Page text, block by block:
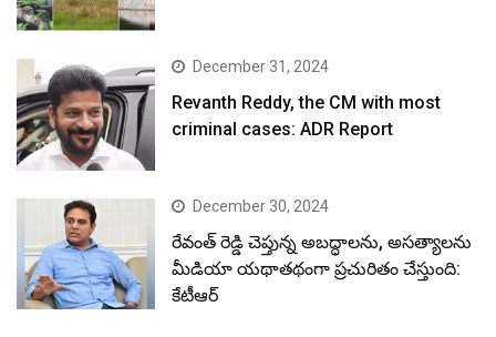
December 31, 2024
Revanth Reddy, the CM with most
criminal cases: ADR Report
December 30, 2024
రేవంత్ రెడ్డి చెప్తున్న అబద్ధాలను, అసత్యాలను
మీడియా యథాతథంగా ప్రచురితం చేస్తుంది:
కేటీఆర్